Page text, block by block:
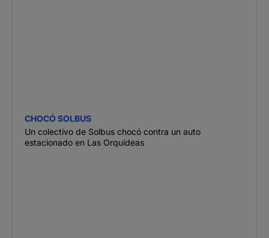
CHOCÓ SOLBUS
Un colectivo de Solbus chocó contra un auto
estacionado en Las Orquídeas